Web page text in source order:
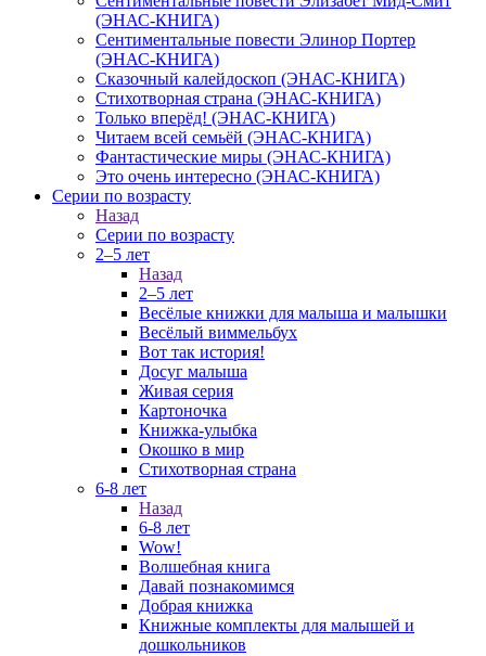
(ЭНАС-КНИГА)
Сентиментальные повести Элинор Портер
(ЭНАС-КНИГА)
Сказочный калейдоскоп (ЭНАС-КНИГА)
Стихотворная страна (ЭНАС-КНИГА)
Только вперёд! (ЭНАС-КНИГА)
Читаем всей семьёй (ЭНАС-КНИГА)
Фантастические миры (ЭНАС-КНИГА)
Это очень интересно (ЭНАС-КНИГА)
Серии по возрасту
Назад
Серии по возрасту
2–5 лет
Назад
2–5 лет
Весёлые книжки для малыша и малышки
Весёлый виммельбух
Вот так история!
Досуг малыша
Живая серия
Картоночка
Книжка-улыбка
Окошко в мир
Стихотворная страна
6-8 лет
Назад
6-8 лет
Wow!
Волшебная книга
Давай познакомимся
Добрая книжка
Книжные комплекты для малышей и
дошкольников